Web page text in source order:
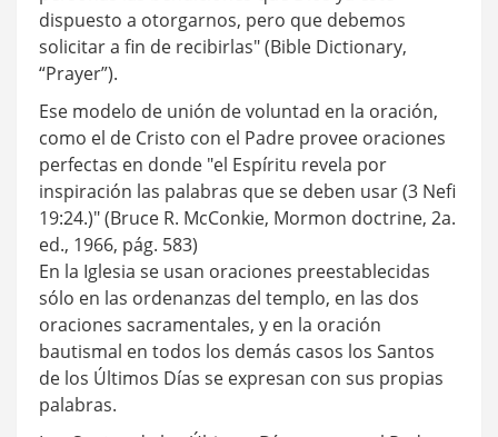
dispuesto a otorgarnos, pero que debemos
solicitar a fin de recibirlas" (Bible Dictionary,
“Prayer”).
Ese modelo de unión de voluntad en la oración,
como el de Cristo con el Padre provee oraciones
perfectas en donde "el Espíritu revela por
inspiración las palabras que se deben usar (3 Nefi
19:24.)" (Bruce R. McConkie, Mormon doctrine, 2a.
ed., 1966, pág. 583)
En la Iglesia se usan oraciones preestablecidas
sólo en las ordenanzas del templo, en las dos
oraciones sacramentales, y en la oración
bautismal en todos los demás casos los Santos
de los Últimos Días se expresan con sus propias
palabras.